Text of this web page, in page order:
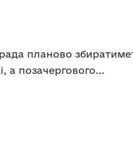
планово
а позачергового...